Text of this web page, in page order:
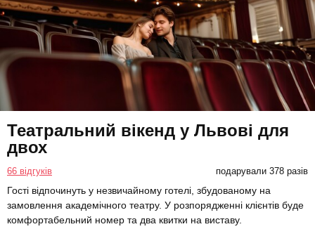
Театральний вікенд у Львові для
двох
66 відгуків подарували 378 разів
Гості відпочинуть у незвичайному готелі, збудованому на
замовлення академічного театру. У розпорядженні клієнтів буде
комфортабельний номер та два квитки на виставу.